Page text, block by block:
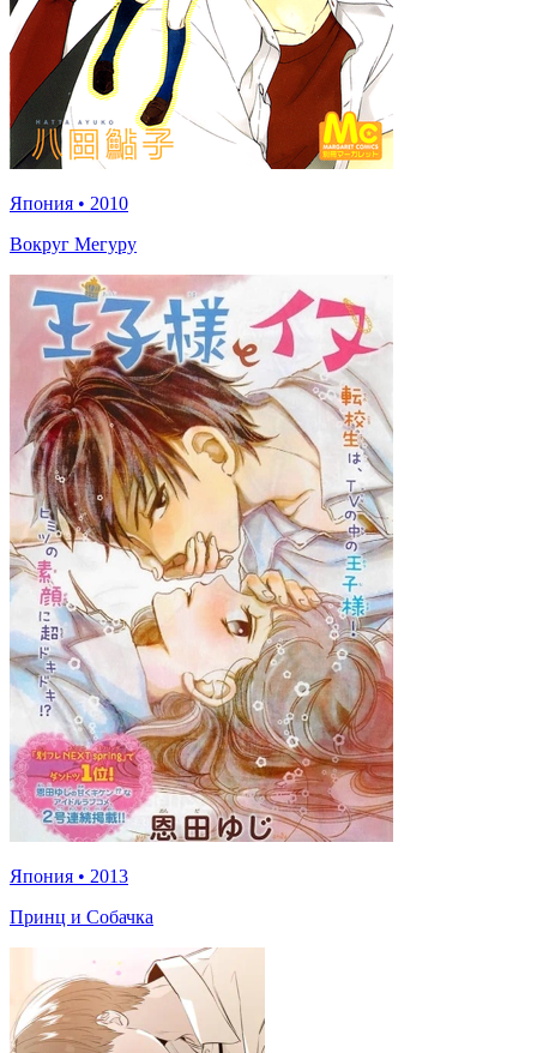
Япония • 2010
Вокруг Мегуру
Япония • 2013
Принц и Собачка